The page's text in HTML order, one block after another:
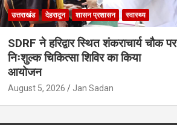
उत्तराखंड देहरादून शासन प्रशासन स्वास्थ्य
SDRF ने हरिद्वार स्थित शंकराचार्य चौक पर
निःशुल्क चिकित्सा शिविर का किया
आयोजन
August 5, 2026 Jan Sadan